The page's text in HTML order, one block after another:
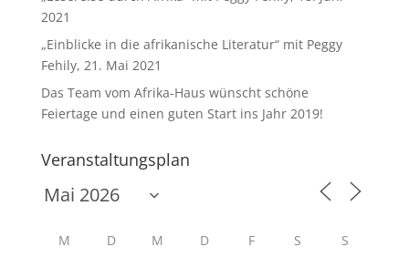
2021
„Einblicke in die afrikanische Literatur“ mit Peggy
Fehily, 21. Mai 2021
Das Team vom Afrika-Haus wünscht schöne
Feiertage und einen guten Start ins Jahr 2019!
Veranstaltungsplan
M D M D F S S